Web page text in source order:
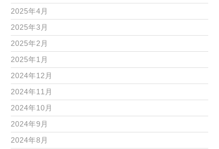
2025年4月
2025年3月
2025年2月
2025年1月
2024年12月
2024年11月
2024年10月
2024年9月
2024年8月